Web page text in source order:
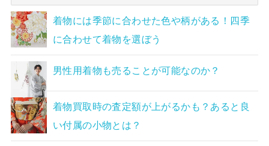
着物には季節に合わせた色や柄がある！四季
に合わせて着物を選ぼう
男性用着物も売ることが可能なのか？
着物買取時の査定額が上がるかも？あると良
い付属の小物とは？